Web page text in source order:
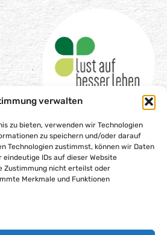
verwalten
zu bieten, verwenden wir Technologien
zu speichern und/oder darauf
Technologien zustimmst, können wir Daten
IDs auf dieser Website
Zustimmung nicht erteilst oder
Merkmale und Funktionen